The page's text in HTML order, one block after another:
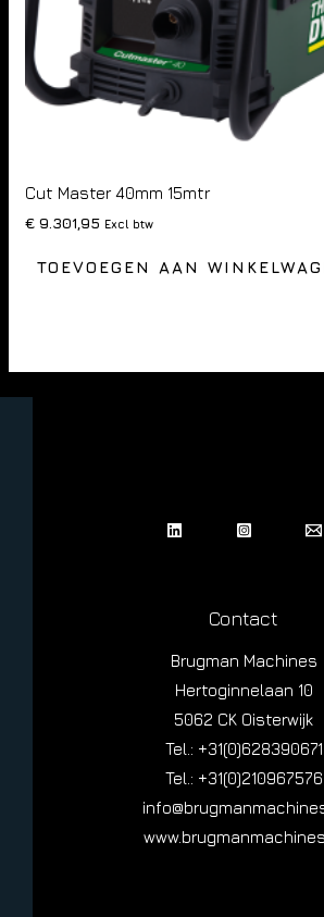
Cut Master 40mm 15mtr
€ 9.301,95 Excl btw
TOEVOEGEN AAN
Contact
Brugman Machines
Hertoginnelaan 10
5062 CK Oisterwijk
Tel.: +31(0)628390671
Tel.: +31(0)210967576